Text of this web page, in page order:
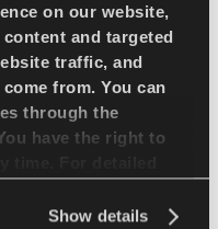
on our website,
and targeted
traffic, and
from. You can
through the
have the right to
Show details
und
und die
sorgen
Stoßfestigkeit.